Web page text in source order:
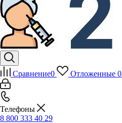
Сравнение0 Отложенные 0
Телефоны
8 800 333 40 29